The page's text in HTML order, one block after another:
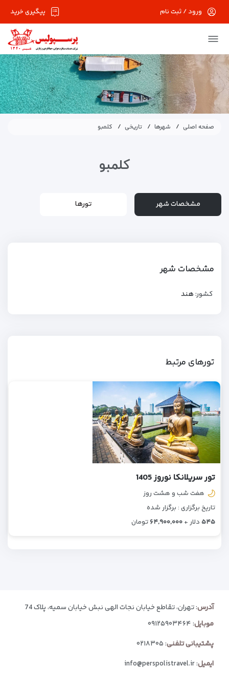
پیگیری خرید ورود / ثبت نام
صفحه اصلی شهرها تاریخی کلمبو
کلمبو
مشخصات شهر تورها
مشخصات شهر
کشور:هند
تورهای مرتبط
تور سریلانکا نوروز 1405
هفت شب و هشت روز
تاریخ برگزاری : برگزار شده
۵۴۵ دلار + ۶۴,۹۰۰,۰۰۰تومان
آدرس: تهران، تقاطع خیابان نجات الهی نبش خیابان سمیه، پلاک 74
موبایل:۰۹۱۲۵۹۰۳۴۶۴
پشتیبانی تلفنی:۰۲۱۸۳۰۵
ایمیل:
info@perspolistravel.ir